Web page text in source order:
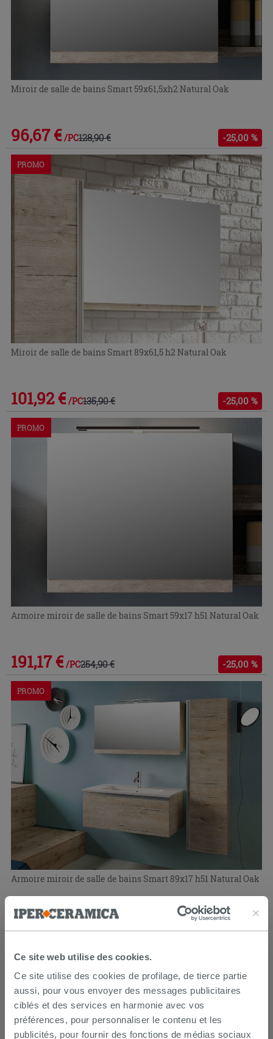
Ce site web utilise des cookies.
Ce site utilise des cookies de profilage, de tierce partie
aussi, pour vous envoyer des messages publicitaires
ciblés et des services en harmonie avec vos
préférences, pour personnaliser le contenu et les
publicités, pour fournir des fonctions de médias sociaux
Miroir de salle de bains Smart 59x61,5xh2 Natural Oak
96,67 € /PC128,90 € -25,00 %
PROMO
Miroir de salle de bains Smart 89x61,5 h2 Natural Oak
101,92 € /PC135,90 € -25,00 %
PROMO
Armoire miroir de salle de bains Smart 59x17 h51 Natural Oak
191,17 € /PC254,90 € -25,00 %
PROMO
Armoire miroir de salle de bains Smart 89x17 h51 Natural Oak
272,17 € /PC
PROMO